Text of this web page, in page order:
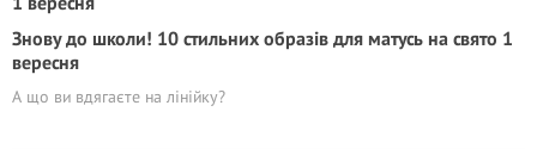
Знову до школи! 10 стильних образів для матусь на свято 1
вересня
А що ви вдягаєте на лінійку?